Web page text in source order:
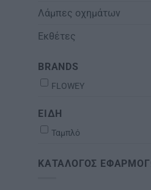
Λάμπες οχημάτων
Εκθέτες
BRANDS
FLOWEY
ΕΙΔΗ
Ταμπλό
ΚΑΤΆΛΟΓΟΣ